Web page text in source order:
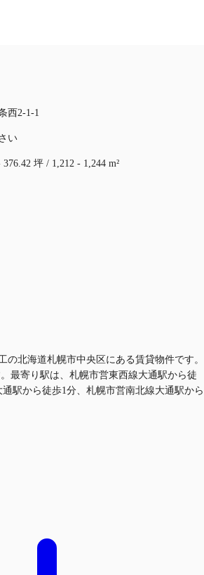
所
ちらへ
合せ
西2-1-1
い
376.42 坪 / 1,212 - 1,244 m²
の北海道札幌市中央区にある賃貸物件です。
最寄り駅は、札幌市営東西線大通駅から徒
駅から徒歩1分、札幌市営南北線大通駅から